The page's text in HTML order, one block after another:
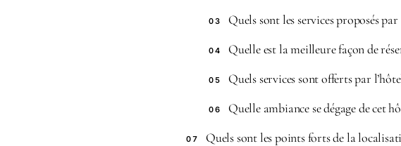
03 Quels sont les services proposés
04 Quelle est la meilleure façon de
05 Quels services sont offerts par
06 Quelle ambiance se dégage de cet
07 Quels sont les points forts de la